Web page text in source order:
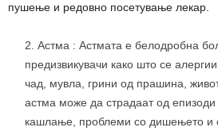
пушење и редовно посетување лекар.
Астма : Астмата е белодробна
предизвикувачи како што се
чад, мувла, грини од прашина,
астма може да страдаат од епизоди
кашлање, проблеми со дишењето и